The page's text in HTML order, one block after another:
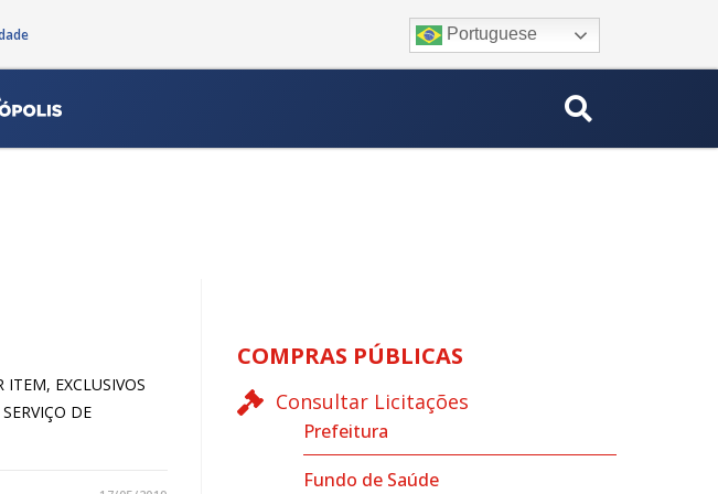
Portuguese
EXCLUSIVOS
DE
COMPRAS PÚBLICAS
Consultar Licitações
Prefeitura
Fundo de Saúde